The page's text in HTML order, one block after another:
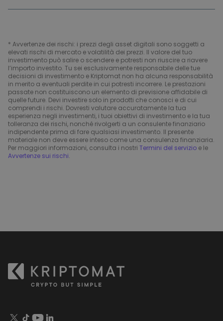
* Avvertenze dei rischi: i prezzi degli asset digitali sono soggetti a
elevati rischi di mercato e volatilità dei prezzi. Il valore del tuo
investimento può salire o scendere e potresti non riuscire a riavere
l’importo investito. Tu sei esclusivamente responsabile delle tue
decisioni di investimento e Kriptomat non ha alcuna responsabilità
in merito a eventuali perdite in cui potresti incorrere. Le prestazioni
passate non costituiscono un elemento di previsione affidabile di
quelle future. Devi investire solo in prodotti che conosci e di cui
comprendi i rischi. Dovresti valutare accuratamente la tua
esperienza negli investimenti, i tuoi obiettivi di investimento e la tua
tolleranza dei rischi, nonché rivolgerti a un consulente finanziario
indipendente prima di fare qualsiasi investimento. Il presente
materiale non deve essere inteso come una consulenza finanziaria.
Per maggiori informazioni, consulta i nostri Termini del servizio e le
Avvertenze sui rischi.